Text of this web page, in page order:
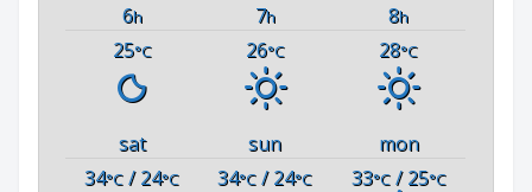
6h 7h 8h
25°C 26°C 28°C
sat sun
mon
34°C / 24°C 34°C / 24°C 33°C/ 25°C